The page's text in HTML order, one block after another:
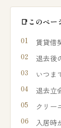
このペー
賃貸借
退去後
いつま
退去立
クリー
入居時